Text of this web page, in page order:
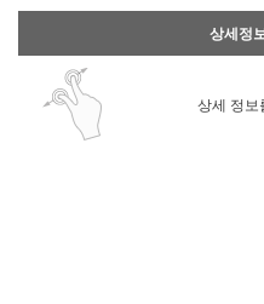
상세정
상세 정보